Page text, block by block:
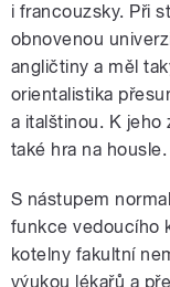
i francouzsky. Při
obnovenou
angličtiny a měl
orientalistika
a italštinou. K jeho
také hra na housle.
S nástupem
funkce vedoucího
kotelny fakultní
výukou lékařů a